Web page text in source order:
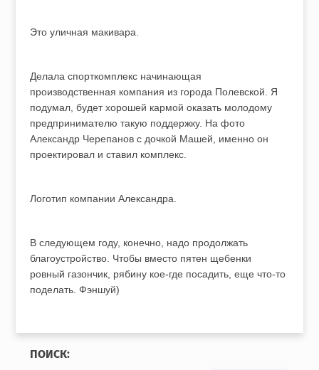
Это уличная макивара.
Делала спорткомплекс начинающая
производственная компания из города Полевской. Я
подумал, будет хорошей кармой оказать молодому
предпринимателю такую поддержку. На фото
Александр Черепанов с дочкой Машей, именно он
проектировал и ставил комплекс.
Логотип компании Александра.
В следующем году, конечно, надо продолжать
благоустройство. Чтобы вместо пятен щебенки
ровный газончик, рябину кое-где посадить, еще что-то
поделать. Фэншуй)
ПОИСК: